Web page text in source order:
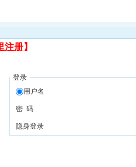
注册】
登录
用户名
密 码
隐身登录